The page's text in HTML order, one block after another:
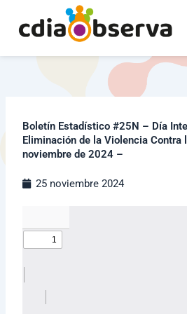
contenido
Boletín Estadístico #25N – Día
Eliminación de la Violencia
noviembre de 2024 –
25 noviembre 2024